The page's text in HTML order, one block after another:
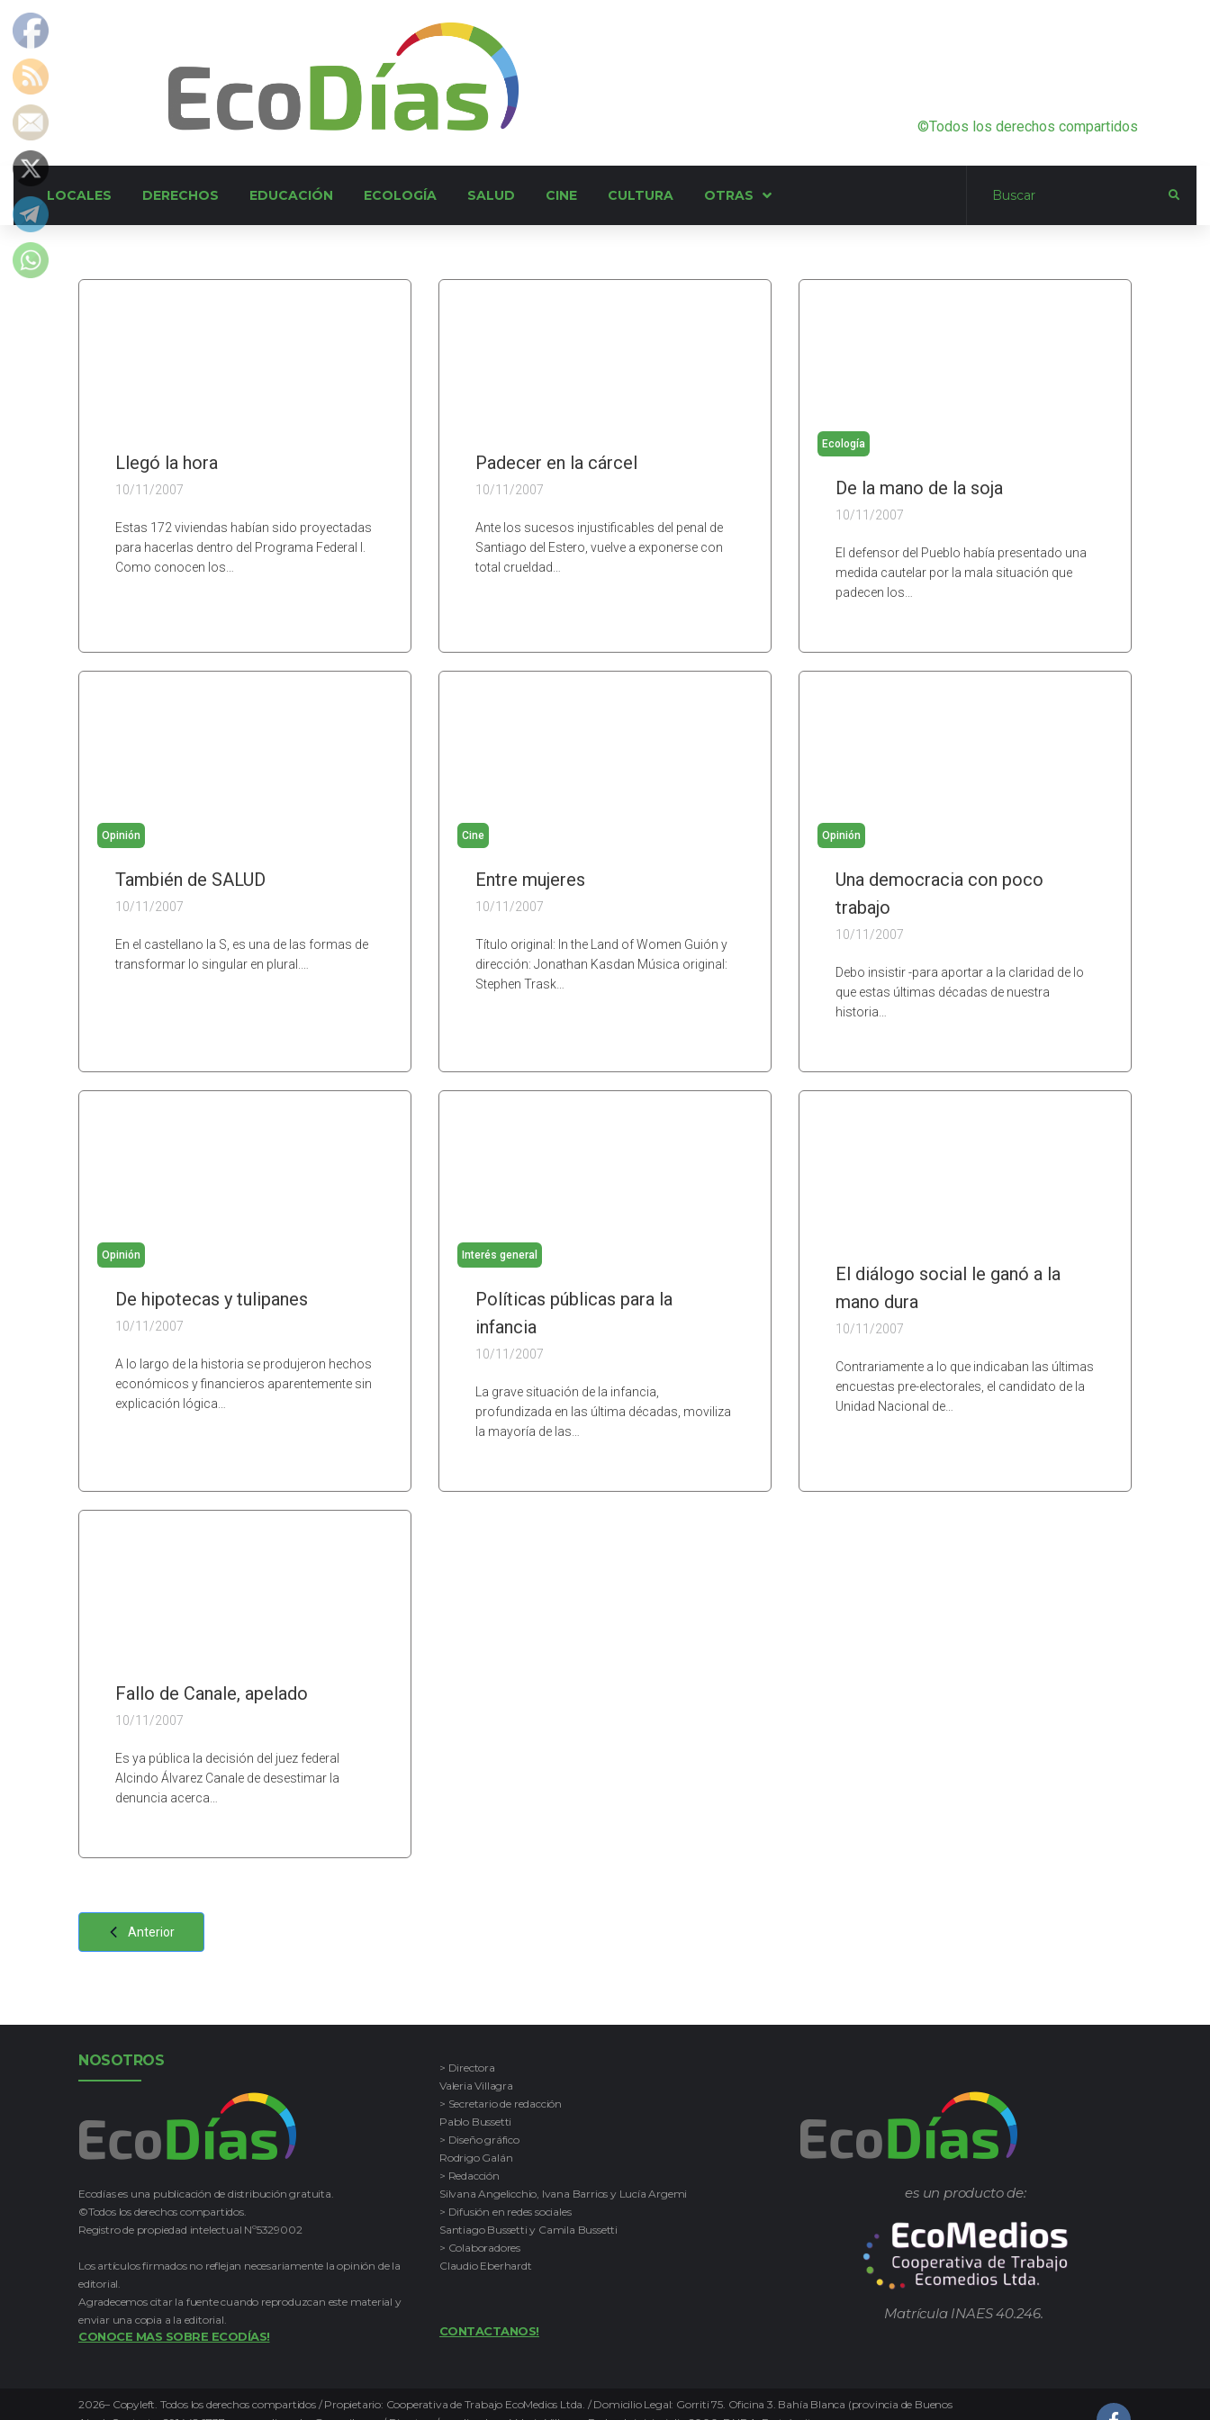
©Todos los derechos compartidos
LOCALES DERECHOS EDUCACIÓN ECOLOGÍA SALUD CINE CULTURA OTRAS
Llegó la hora
10/11/2007
Estas 172 viviendas habían sido proyectadas
para hacerlas dentro del Programa Federal I.
Como conocen los…
Padecer en la cárcel
10/11/2007
Ante los sucesos injustificables del penal de
Santiago del Estero, vuelve a exponerse con
total crueldad…
Ecología
De la mano de la soja
10/11/2007
El defensor del Pueblo había presentado una
medida cautelar por la mala situación que
padecen los…
Opinión
También de SALUD
10/11/2007
En el castellano la S, es una de las formas de
transformar lo singular en plural.…
Cine
Entre mujeres
10/11/2007
Título original: In the Land of Women Guión y
dirección: Jonathan Kasdan Música original:
Stephen Trask…
Opinión
Una democracia con poco
trabajo
10/11/2007
Debo insistir -para aportar a la claridad de lo
que estas últimas décadas de nuestra
historia…
Opinión
De hipotecas y tulipanes
10/11/2007
A lo largo de la historia se produjeron hechos
económicos y financieros aparentemente sin
explicación lógica…
Interés general
Políticas públicas para la
infancia
10/11/2007
La grave situación de la infancia,
profundizada en las última décadas, moviliza
la mayoría de las…
El diálogo social le ganó a la
mano dura
10/11/2007
Contrariamente a lo que indicaban las últimas
encuestas pre-electorales, el candidato de la
Unidad Nacional de…
Fallo de Canale, apelado
10/11/2007
Es ya pública la decisión del juez federal
Alcindo Álvarez Canale de desestimar la
denuncia acerca…
Anterior
NOSOTROS
Ecodías es una publicación de distribución gratuita.
©Todos los derechos compartidos.
Registro de propiedad intelectual Nº5329002
Los artículos firmados no reflejan necesariamente la opinión de la
editorial.
Agradecemos citar la fuente cuando reproduzcan este material y
enviar una copia a la editorial.
CONOCE MAS SOBRE ECODÍAS!
> Directora
Valeria Villagra
> Secretario de redacción
Pablo Bussetti
> Diseño gráfico
Rodrigo Galán
> Redacción
Silvana Angelicchio, Ivana Barrios y Lucía Argemi
> Difusión en redes sociales
Santiago Bussetti y Camila Bussetti
> Colaboradores
Claudio Eberhardt
CONTACTANOS!
es un producto de:
Matrícula INAES 40.246.
2026– Copyleft. Todos los derechos compartidos / Propietario: Cooperativa de Trabajo EcoMedios Ltda. / Domicilio Legal: Gorriti 75. Oficina 3. Bahía Blanca (provincia de Buenos